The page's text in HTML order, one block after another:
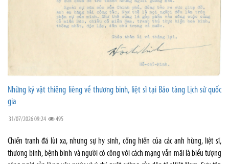
Những kỷ vật thiêng liêng về thương binh, liệt sĩ tại Bảo tàng Lịch sử quốc
gia
31/07/2026 09:24 495
Chiến tranh đã lùi xa, nhưng sự hy sinh, cống hiến của các anh hùng, liệt sĩ,
thương binh, bệnh binh và người có công với cách mạng vẫn mãi là biểu tượng